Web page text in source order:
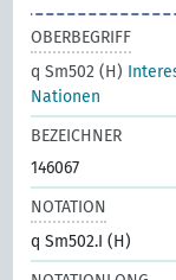
OBERBEGRIFF
q Sm502 (H)
Nationen
BEZEICHNER
146067
NOTATION
q Sm502.I (H)